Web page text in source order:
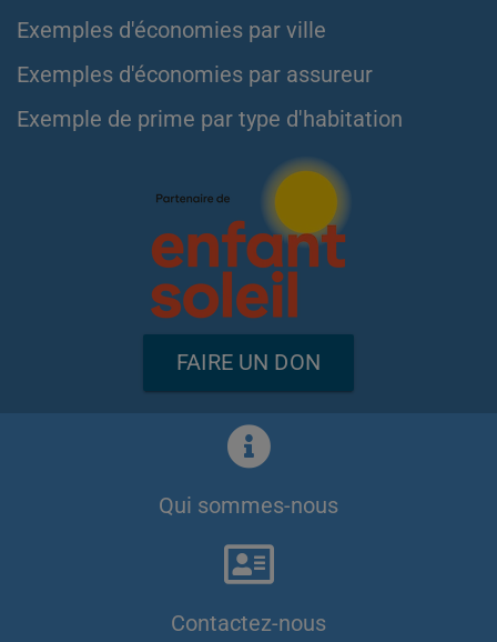
Exemples d'économies par ville
Exemples d'économies par assureur
Exemple de prime par type d'habitation
FAIRE UN DON
Qui sommes-nous
Contactez-nous